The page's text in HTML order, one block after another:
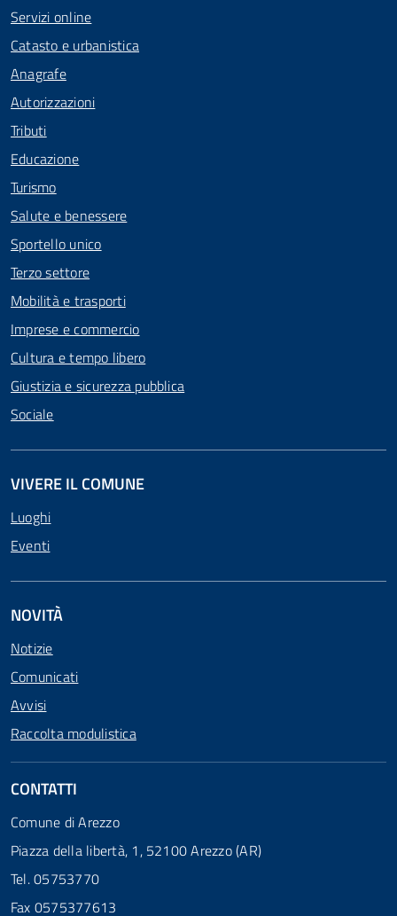
Servizi online
Catasto e urbanistica
Anagrafe
Autorizzazioni
Tributi
Educazione
Turismo
Salute e benessere
Sportello unico
Terzo settore
Mobilità e trasporti
Imprese e commercio
Cultura e tempo libero
Giustizia e sicurezza pubblica
Sociale
VIVERE IL COMUNE
Luoghi
Eventi
NOVITÀ
Notizie
Comunicati
Avvisi
Raccolta modulistica
CONTATTI
Comune di Arezzo
Piazza della libertà, 1, 52100 Arezzo (AR)
Tel. 05753770
Fax 0575377613